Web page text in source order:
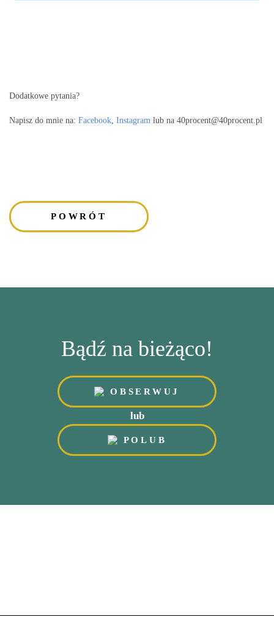
Dodatkowe pytania?
Napisz do mnie na: Facebook Instagram lub na 40procent@40procent.pl
POWRÓT
Bądź na bieżąco!
OBSERWUJ
lub
POLUB